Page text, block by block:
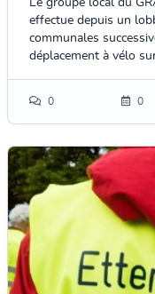
Le groupe local du
effectue depuis un
communales
déplacement à vélo
0 0